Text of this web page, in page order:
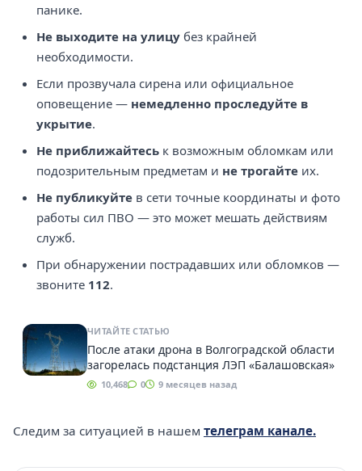
панике.
Не выходите на улицубез крайней
необходимости.
Если прозвучала сирена или официальное
оповещение — немедленно проследуйте в
укрытие.
Не приближайтеськ возможным обломкам или
подозрительным предметам и не трогайтеих.
Не публикуйтев сети точные координаты и фото
работы сил ПВО — это может мешать действиям
служб.
При обнаружении пострадавших или обломков —
звоните 112.
ЧИТАЙТЕ СТАТЬЮ
После атаки дрона в Волгоградской области
загорелась подстанция ЛЭП «Балашовская»
10,468 0 9 месяцев назад
Следим за ситуацией в нашем телеграм канале.